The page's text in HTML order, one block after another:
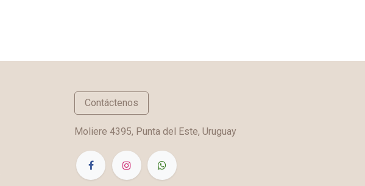
Contáctenos
Moliere 4395, Punta del Este, Uruguay